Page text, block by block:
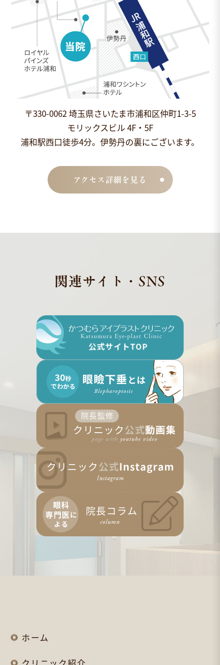
〒330-0062 埼玉県さいたま市浦和区仲町1-3-5
モリックスビル 4F・5F
浦和駅西口徒歩4分。伊勢丹の裏にございます。
アクセス詳細を見る
関連サイト・SNS
ホーム